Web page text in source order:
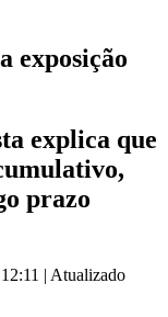
exposição
explica que
prazo
| Atualizado